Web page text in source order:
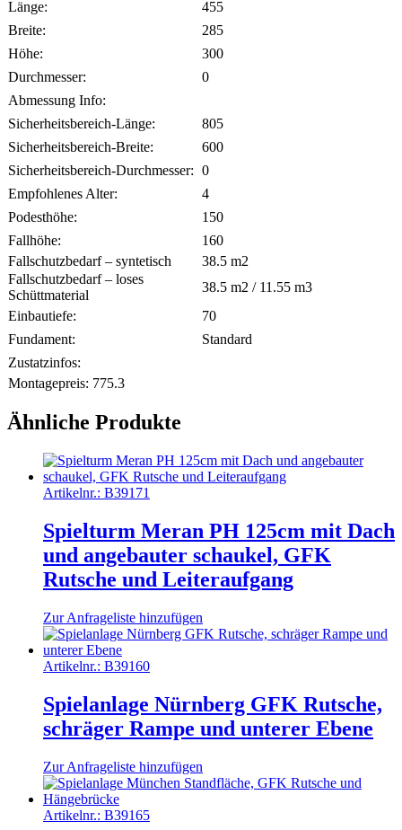
Länge:
455
Breite:
285
Höhe:
300
Durchmesser:
0
Abmessung Info:
Sicherheitsbereich-Länge:
805
Sicherheitsbereich-Breite:
600
Sicherheitsbereich-Durchmesser: 0
Empfohlenes Alter:
4
Podesthöhe:
150
Fallhöhe:
160
Fallschutzbedarf – syntetisch
38.5 m2
Fallschutzbedarf – loses
Schüttmaterial
38.5 m2 / 11.55 m3
Einbautiefe:
70
Fundament:
Standard
Zustatzinfos:
Montagepreis: 775.3
Ähnliche Produkte
Artikelnr.: B39171
Spielturm Meran PH 125cm mit Dach
und angebauter schaukel, GFK
Rutsche und Leiteraufgang
Zur Anfrageliste hinzufügen
Artikelnr.: B39160
Spielanlage Nürnberg GFK Rutsche,
schräger Rampe und unterer Ebene
Zur Anfrageliste hinzufügen
Artikelnr.: B39165